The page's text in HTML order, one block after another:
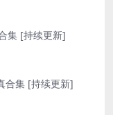
集 [持续更新]
合集 [持续更新]